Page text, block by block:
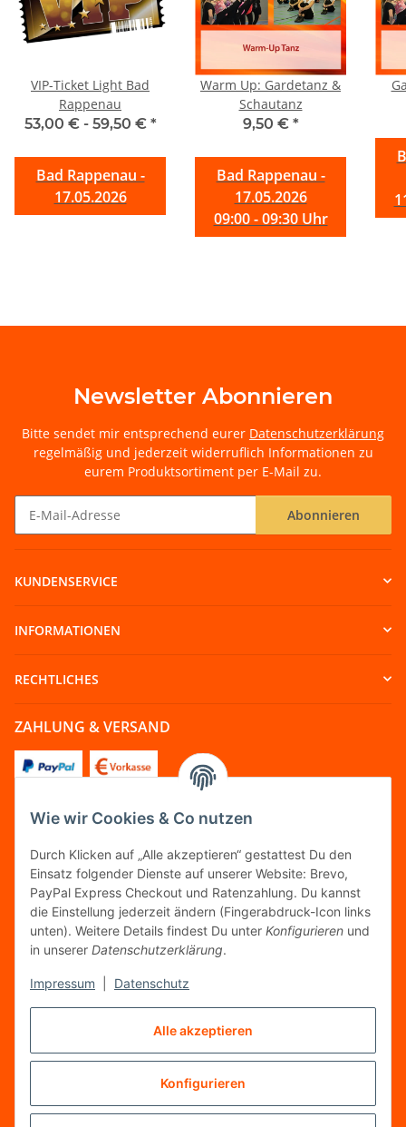
Alle akzeptieren
Konfigurieren
Wie wir Cookies & Co nutzen
Durch Klicken auf „Alle akzeptieren“ gestattest Du den
Einsatz folgender Dienste auf unserer Website: Brevo,
PayPal Express Checkout und Ratenzahlung. Du kannst
die Einstellung jederzeit ändern (Fingerabdruck-Icon links
unten). Weitere Details findest Du unter Konfigurieren und
in unserer Datenschutzerklärung.
Impressum Datenschutz
VIP-Ticket Light Bad
Rappenau
53,00 € - 59,50 € *
Bad Rappenau -
17.05.2026
Warm Up: Gardetanz &
Schautanz
9,50 € *
Bad Rappenau -
17.05.2026
09:00 - 09:30 Uhr
Newsletter Abonnieren
Bitte sendet mir entsprechend eurer Datenschutzerklärung
regelmäßig und jederzeit widerruflich Informationen zu
eurem Produktsortiment per E-Mail zu.
Abonnieren
KUNDENSERVICE
INFORMATIONEN
RECHTLICHES
ZAHLUNG & VERSAND
FOLGT UNS
FAIRCOMMERCE
Wir sind seit 04.12.2015 Mitglied der Initiative
Vertrag widerrufen
* Alle Preise inkl. gesetzlicher MwSt.